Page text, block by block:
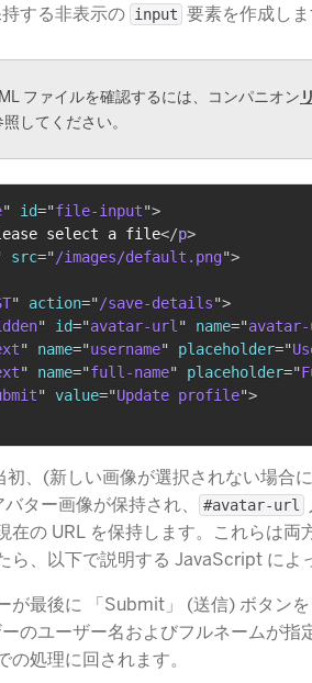
する非表示の input 要素を作成し
ファイルを確認するには、コンパニオン
してください。
" id="file-input">
select a file</p>
src=" /images/default.png">
" action=" /save-details">
" id="avatar-url " name="
" name="username" placeholder="
" name="full-name" placeholder="
" value="Update profile">
初、(新しい画像が選択されない場合
ター画像が保持され、
#avatar-url
在の URL を保持します。これらは両
ら、以下で説明する JavaScript によ
が最後に 「Submit」 (送信) ボタン
のユーザー名およびフルネームが指
処理に回されます。